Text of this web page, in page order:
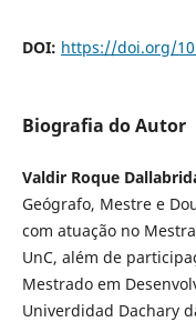
DOI: https://doi.org/
Biografia do Autor
Valdir Roque
Geógrafo, Mestre e
com atuação no
UnC, além de
Mestrado em
Univerdidad Dachary